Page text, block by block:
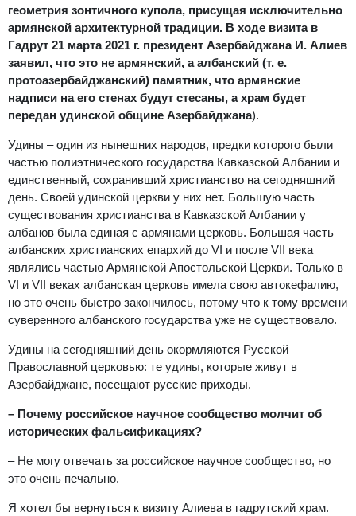
геометрия зонтичного купола, присущая исключительно
армянской архитектурной традиции. В ходе визита в
Гадрут 21 марта 2021 г. президент Азербайджана И. Алиев
заявил, что это не армянский, а албанский (т. е.
протоазербайджанский) памятник, что армянские
надписи на его стенах будут стесаны, а храм будет
передан удинской общине Азербайджана).
Удины – один из нынешних народов, предки которого были
частью полиэтнического государства Кавказской Албании и
единственный, сохранивший христианство на сегодняшний
день. Своей удинской церкви у них нет. Большую часть
существования христианства в Кавказской Албании у
албанов была единая с армянами церковь. Большая часть
албанских христианских епархий до VI и после VII века
являлись частью Армянской Апостольской Церкви. Только в
VI и VII веках албанская церковь имела свою автокефалию,
но это очень быстро закончилось, потому что к тому времени
суверенного албанского государства уже не существовало.
Удины на сегодняшний день окормляются Русской
Православной церковью: тe удины, которые живут в
Азербайджане, посещают русские приходы.
– Почему российское научное сообщество молчит об
исторических фальсификациях?
– Не могу отвечать за российское научное сообщество, но
это очень печально.
Я хотел бы вернуться к визиту Алиева в гадрутский храм.